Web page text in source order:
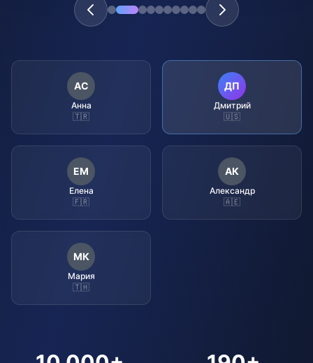
АС
Анна
🇹🇷
ДП
Дмитрий
🇺🇸
ЕМ
Елена
🇫🇷
АК
Александр
🇦🇪
МК
Мария
🇹🇭